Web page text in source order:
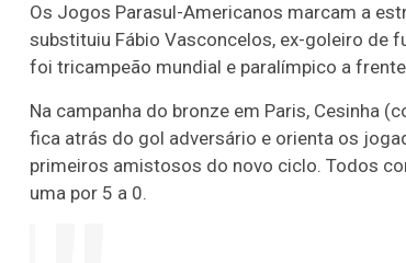
Os Jogos Parasul-Americanos marcam a
substituiu Fábio Vasconcelos, ex-goleiro de
foi tricampeão mundial e paralímpico a
Na campanha do bronze em Paris, Cesinha
fica atrás do gol adversário e orienta os
primeiros amistosos do novo ciclo. Todos
uma por 5 a 0.